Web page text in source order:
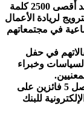
للمشاركة في المسابقة من خلال كتابة مقال بحد أقصى 2500 كلمة
لريادة الأعمال
في مجتمعاتهم
في حفل
وخبراء
وسيتم اختيار الفائزين خلال الاحتفالية، حيث يحصل 5 فائزين على
للبنك